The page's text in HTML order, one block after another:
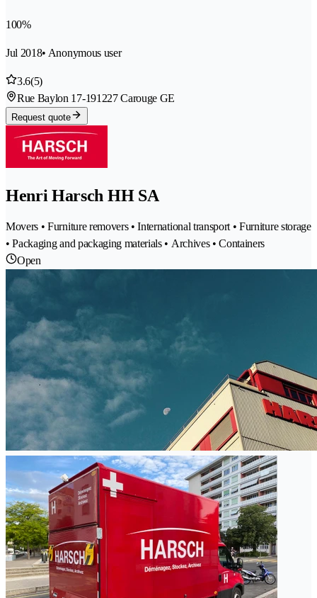
100%
Jul 2018• Anonymous user
3.6(5)
Rue Baylon 17-191227 Carouge GE
Request quote
Henri Harsch HH SA
Movers • Furniture removers • International transport • Furniture storage
• Packaging and packaging materials • Archives • Containers
Open